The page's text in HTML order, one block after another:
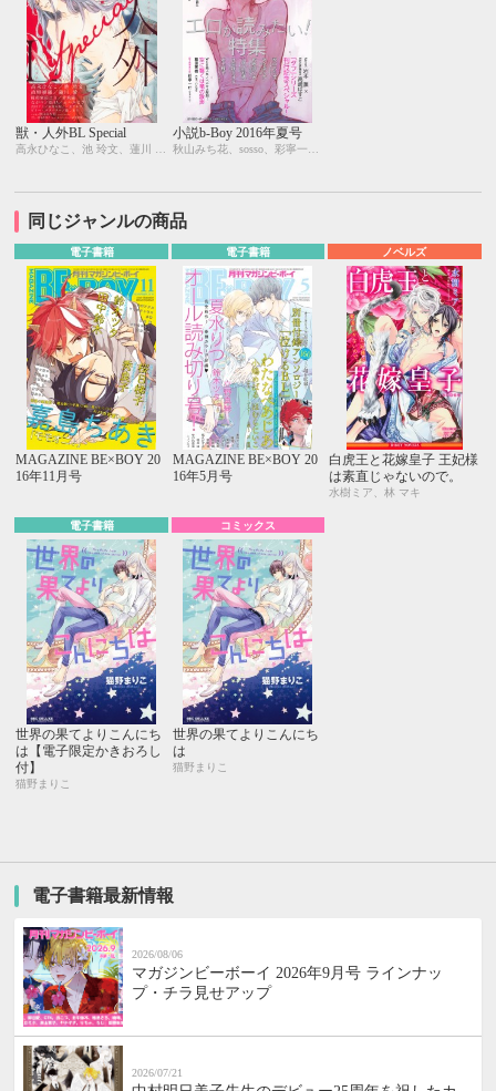
獣・人外BL Special 小説b-Boy 2016年夏号
同じジャンルの商品
電子書籍
MAGAZINE BE×BOY 20
16年11月号
電子書籍
MAGAZINE BE×BOY 20
16年5月号
ノベルズ
白虎王と花嫁皇子 王妃様
は素直じゃないので。
水樹ミア、林 マキ
電子書籍
世界の果てよりこんにち
は【電子限定かきおろし
付】
猫野まりこ
コミックス
世界の果てよりこんにち
は
猫野まりこ
電子書籍最新情報
2026/08/06
マガジンビーボーイ 2026年9月号 ラインナッ
プ・チラ見せアップ
2026/07/21